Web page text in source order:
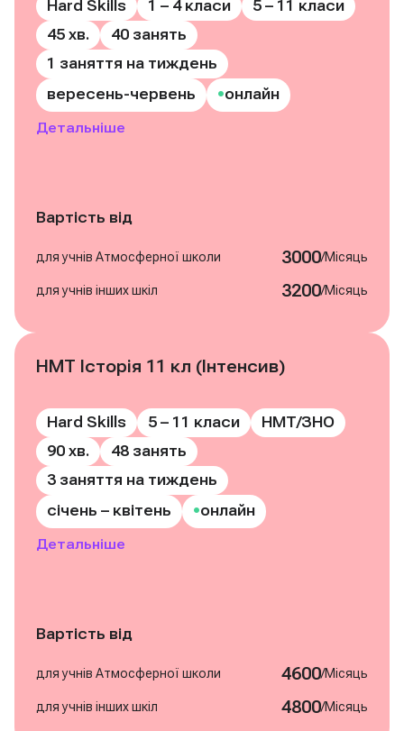
Hard Skills 1 – 4 класи
5 – 11 класи
45 хв.
40 занять
1 заняття на тиждень
вересень-червень
•онлайн
Детальніше
Вартість від
для учнів Атмосферної школи 3000/Місяць
для учнів інших шкіл 3200/Місяць
Записатись на курс
НМТ Історія 11 кл (Інтенсив)
Hard Skills 5 – 11 класи
НМТ/ЗНО
90 хв.
48 занять
3 заняття на тиждень
січень – квітень
•онлайн
Детальніше
Вартість від
для учнів Атмосферної школи 4600/Місяць
для учнів інших шкіл 4800/Місяць